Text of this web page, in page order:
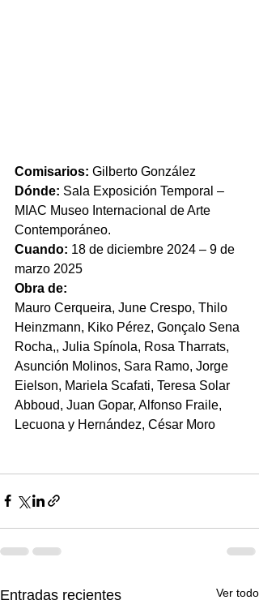
Comisarios: Gilberto González
Dónde: Sala Exposición Temporal –
MIAC Museo Internacional de Arte
Contemporáneo.
Cuando: 18 de diciembre 2024 – 9 de
marzo 2025
Obra de:
Mauro Cerqueira, June Crespo, Thilo
Heinzmann, Kiko Pérez, Gonçalo Sena
Rocha,, Julia Spínola, Rosa Tharrats,
Asunción Molinos, Sara Ramo, Jorge
Eielson, Mariela Scafati, Teresa Solar
Abboud, Juan Gopar, Alfonso Fraile,
Lecuona y Hernández, César Moro
Entradas recientes Ver todo